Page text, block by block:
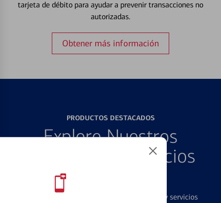
tarjeta de débito para ayudar a prevenir transacciones no
autorizadas.
Obtener más información
PRODUCTOS DESTACADOS
Explore Nuestros
Productos y Servicios
Destacados
Ofrecemos una amplia gama de productos y servicios